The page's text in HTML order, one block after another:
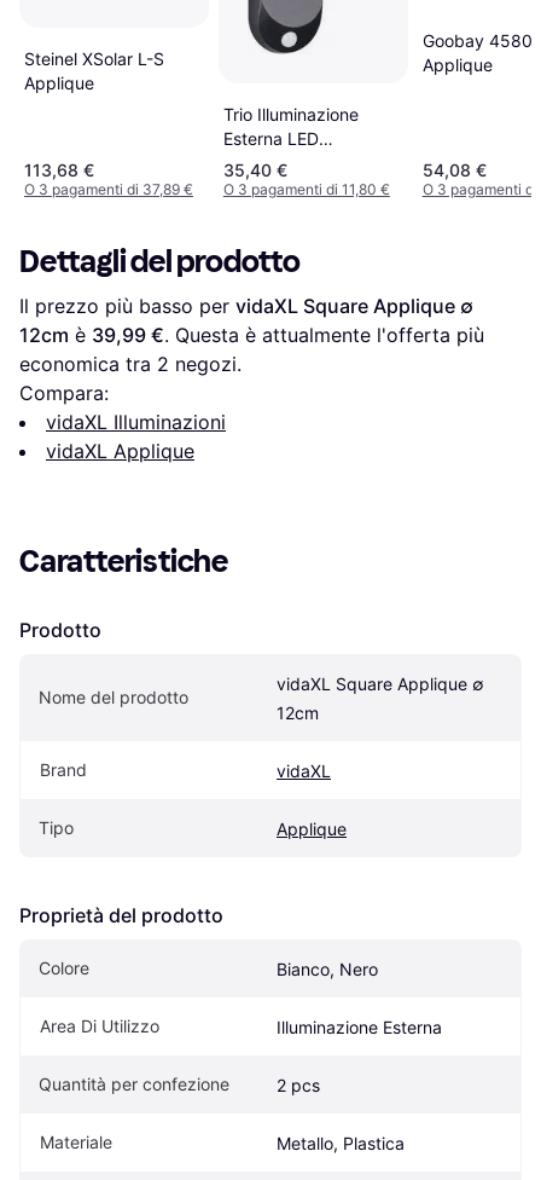
Steinel XSolar L-S
Applique
113,68 €
O 3 pagamenti di 37,89 €
Trio Illuminazione
Esterna LED
Alimentazione Pannelli
Solari 26 cm Applique
35,40 €
O 3 pagamenti di 11,80 €
Goobay 45807
Applique
54,08 €
O 3 pagamenti di
Dettagli del prodotto
Il prezzo più basso per vidaXL Square Applique ∅
12cm è 39,99 €. Questa è attualmente l'offerta più
economica tra 2 negozi.
Compara:
vidaXL Illuminazioni
vidaXL Applique
Caratteristiche
Prodotto
Nome del prodotto
vidaXL Square Applique ∅
12cm
Brand vidaXL
Tipo Applique
Proprietà del prodotto
Colore Bianco, Nero
Area Di Utilizzo Illuminazione Esterna
Quantità per confezione 2 pcs
Materiale Metallo, Plastica